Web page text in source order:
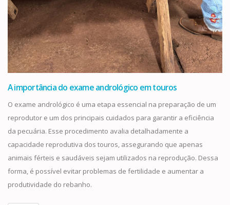
A importância do exame andrológico em touros
O exame andrológico é uma etapa essencial na preparação de um
reprodutor e um dos principais cuidados para garantir a eficiência
da pecuária. Esse procedimento avalia detalhadamente a
capacidade reprodutiva dos touros, assegurando que apenas
animais férteis e saudáveis sejam utilizados na reprodução. Dessa
forma, é possível evitar problemas de fertilidade e aumentar a
produtividade do rebanho.